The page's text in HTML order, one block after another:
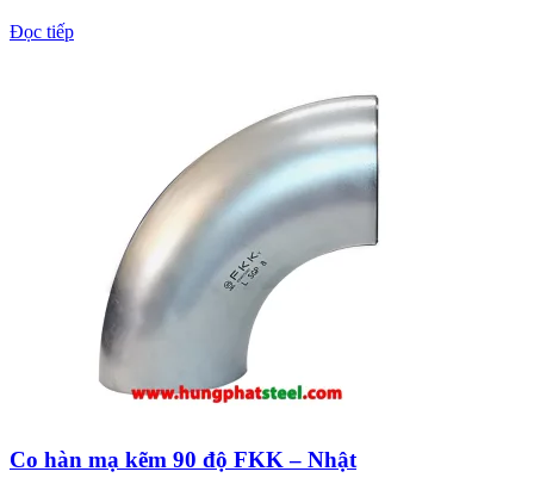
Đọc tiếp
Co hàn mạ kẽm 90 độ FKK – Nhật